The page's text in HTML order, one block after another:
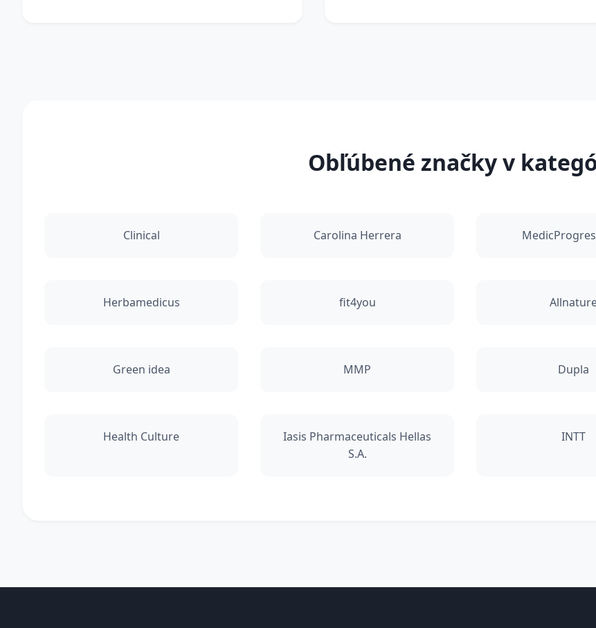
Obľúbené značky v
Clinical Carolina Herrera
Herbamedicus fit4you
Green idea MMP Dupla
Health Culture
Iasis Pharmaceuticals Hellas
S.A.
INTT